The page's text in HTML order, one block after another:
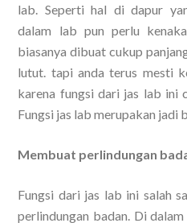
lab. Seperti hal di dapur
dalam lab pun perlu
biasanya dibuat cukup
lutut. tapi anda terus mesti
karena fungsi dari jas lab ini
Fungsi jas lab merupakan jadi
Membuat perlindungan
Fungsi dari jas lab ini salah
perlindungan badan. Di